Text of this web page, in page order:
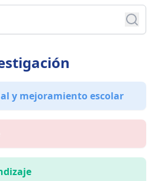
y mejoramiento escolar